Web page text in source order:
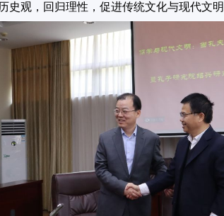
史观，回归理性，促进传统文化与现代文